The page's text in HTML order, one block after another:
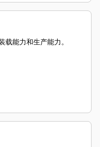
能力和生产能力。